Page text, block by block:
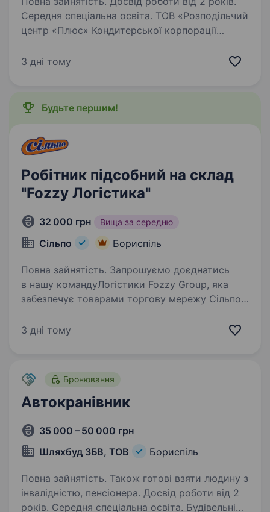
Середня спеціальна освіта. ТОВ «Розподільчий
центр «Плюс» Кондитерської корпорації
Обов’язки: Забезпечення безаварійної роботи
3 дні тому
Будьте першим!
Робітник підсобний на склад
"Fozzy Логістика"
32 000 грн Вища за середню
Сільпо Бориспіль
Повна зайнятість. Запрошуємо доєднатись
в нашу командуЛогістики Fozzy Group, яка
забезпечує товарами торгову мережу Сільпо
вам знадобиться: Цілеспрямованість, вміння
3 дні тому
Бронювання
Автокранівник
35 000 – 50 000 грн
Шляхбуд ЗБВ, ТОВ
Бориспіль
Повна зайнятість. Також готові взяти людину з
інвалідністю, пенсіонера. Досвід роботи від 2
років. Середня спеціальна освіта. Будівельній